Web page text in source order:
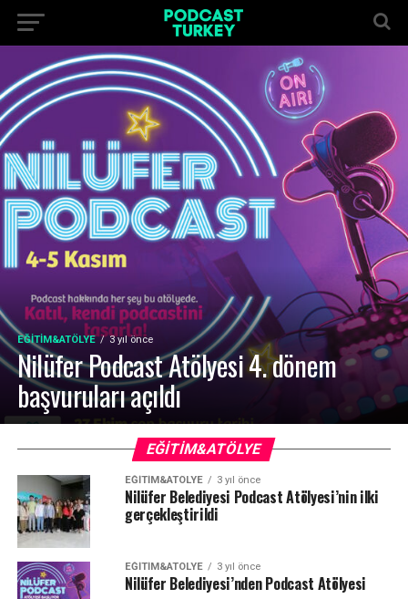
EĞITIM&ATÖLYE 3 yıl önce
Nilüfer Podcast Atölyesi 4. dönem
başvuruları açıldı
EĞITIM&ATÖLYE
EĞITIM&ATÖLYE 3 yıl önce
Nilüfer Belediyesi Podcast Atölyesi’nin ilki
gerçekleştirildi
EĞITIM&ATÖLYE 3 yıl önce
Nilüfer Belediyesi’nden Podcast Atölyesi